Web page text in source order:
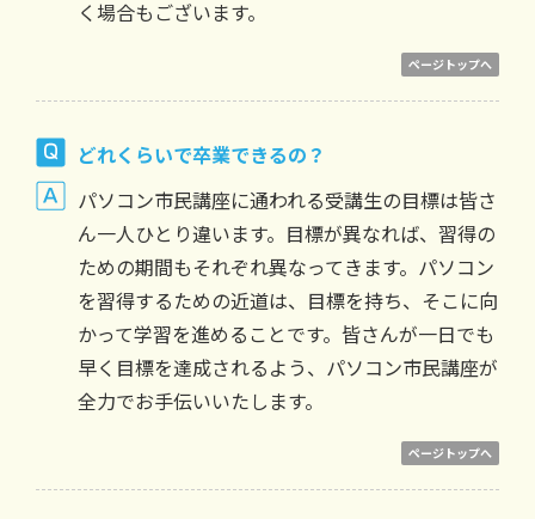
く場合もございます。
ページトップへ
どれくらいで卒業できるの？
パソコン市民講座に通われる受講生の目標は皆さ
ん一人ひとり違います。目標が異なれば、習得の
ための期間もそれぞれ異なってきます。パソコン
を習得するための近道は、目標を持ち、そこに向
かって学習を進めることです。皆さんが一日でも
早く目標を達成されるよう、パソコン市民講座が
全力でお手伝いいたします。
ページトップへ